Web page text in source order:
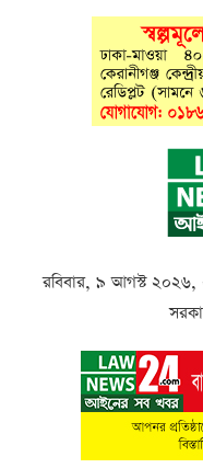
রবিবার, ৯ আগস্ট ২০২৬,